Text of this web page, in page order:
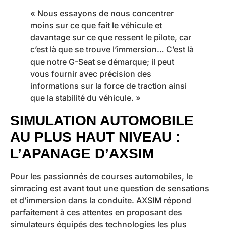
« Nous essayons de nous concentrer
moins sur ce que fait le véhicule et
davantage sur ce que ressent le pilote, car
c’est là que se trouve l’immersion… C’est là
que notre G-Seat se démarque; il peut
vous fournir avec précision des
informations sur la force de traction ainsi
que la stabilité du véhicule. »
SIMULATION AUTOMOBILE
AU PLUS HAUT NIVEAU :
L’APANAGE D’AXSIM
Pour les passionnés de courses automobiles, le
simracing est avant tout une question de sensations
et d’immersion dans la conduite. AXSIM répond
parfaitement à ces attentes en proposant des
simulateurs équipés des technologies les plus